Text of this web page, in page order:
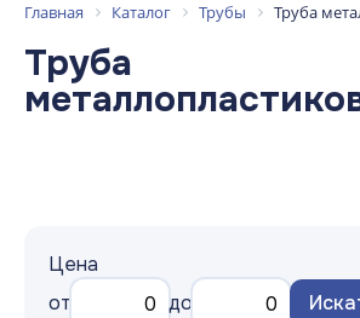
Главная Каталог Трубы Труба
Труба
Цена
от
до